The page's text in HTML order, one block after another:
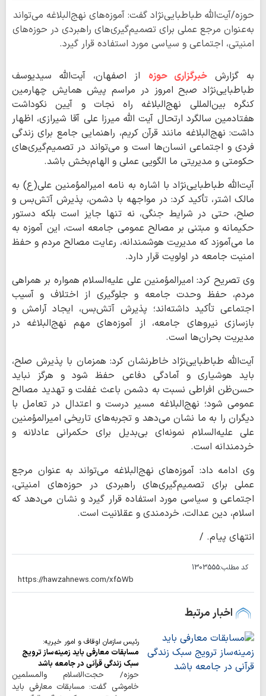
حوزه/آیت‌الله طباطبایی‌نژاد گفت: آموزه‌های نهج‌البلاغه می‌تواند
به‌عنوان مرجع عملی برای تصمیم‌گیری‌های راهبردی در حوزه‌های
امنیتی، اجتماعی و سیاسی مورد استفاده قرار گیرد.
به گزارشخبرگزاری حوزه از اصفهان، آیت‌الله سیدیوسف
طباطبایی‌نژاد صبح امروز در مراسم پیش همایش چهارمین
کنگره بین‌المللی نهج‌البلاغه راه نجات و آیین نکوداشت
هفتادمین سالگرد ارتحال آیت الله میرزا علی آقا شیرازی، اظهار
داشت: نهج‌البلاغه مانند قرآن کریم، راهنمایی جامع برای زندگی
فردی و اجتماعی انسان‌ها است و می‌تواند در تصمیم‌گیری‌های
حکومتی و مدیریتی ما الگویی عملی و الهام‌بخش باشد.
آیت‌الله طباطبایی‌نژاد با اشاره به نامه امیرالمؤمنین علی(ع) به
مالک اشتر، تأکید کرد: در مواجهه با دشمن، پذیرش آتش‌بس و
صلح، حتی در شرایط جنگی، نه تنها جایز است بلکه دستور
حکیمانه و مبتنی بر مصالح عمومی جامعه است، این آموزه به
ما می‌آموزد که مدیریت هوشمندانه، رعایت مصالح مردم و حفظ
امنیت جامعه در اولویت قرار دارد.
وی تصریح کرد: امیرالمؤمنین علی علیه‌السلام همواره بر همراهی
مردم، حفظ وحدت جامعه و جلوگیری از اختلاف و آسیب
اجتماعی تأکید داشته‌اند؛ پذیرش آتش‌بس، ایجاد آرامش و
بازسازی نیروهای جامعه، از آموزه‌های مهم نهج‌البلاغه در
مدیریت بحران‌ها است.
آیت‌الله طباطبایی‌نژاد خاطرنشان کرد: همزمان با پذیرش صلح،
باید هوشیاری و آمادگی دفاعی حفظ شود و هرگز نباید
حسن‌ظن افراطی نسبت به دشمن باعث غفلت و تهدید مصالح
عمومی شود؛ نهج‌البلاغه مسیر درست و اعتدال در تعامل با
دیگران را به ما نشان می‌دهد و تجربه‌های تاریخی امیرالمؤمنین
علی علیه‌السلام نمونه‌ای بی‌بدیل برای حکمرانی عادلانه و
خردمندانه است.
وی ادامه داد: آموزه‌های نهج‌البلاغه می‌تواند به عنوان مرجع
عملی برای تصمیم‌گیری‌های راهبردی در حوزه‌های امنیتی،
اجتماعی و سیاسی مورد استفاده قرار گیرد و نشان می‌دهد که
اسلام، دین عدالت، خردمندی و عقلانیت است.
انتهای پیام. /
کد مطلب:1303555
اخبار مرتبط
رئیس سازمان اوقاف و امور خیریه:
مسابقات معارفی باید زمینه‌ساز ترویج
سبک زندگی قرآنی در جامعه باشد
حوزه/ حجت‌الاسلام والمسلمین
خاموشی گفت: مسابقات معارفی باید